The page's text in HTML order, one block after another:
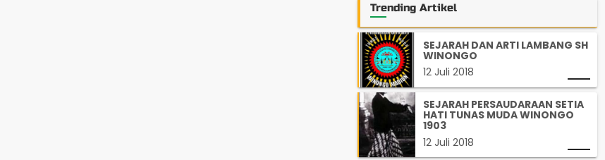
Trending Artikel
SEJARAH DAN ARTI LAMBANG SH
WINONGO
12 Juli 2018
SEJARAH PERSAUDARAAN SETIA
HATI TUNAS MUDA WINONGO
1903
12 Juli 2018